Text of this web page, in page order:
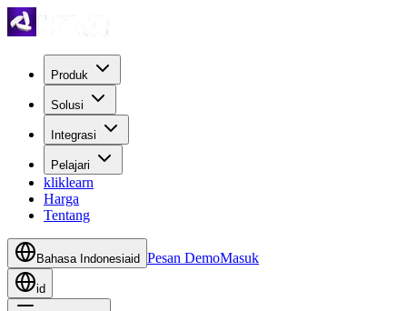
Produk
Solusi
Integrasi
Pelajari
kliklearn
Harga
Tentang
Bahasa Indonesiaid Pesan DemoMasuk
id